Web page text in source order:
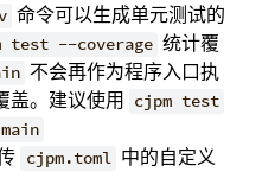
命令可以生成单元测试的
test --coverage 统计覆
不会再作为程序入口执
盖。建议使用 cjpm test
main
cjpm.toml 中的自定义